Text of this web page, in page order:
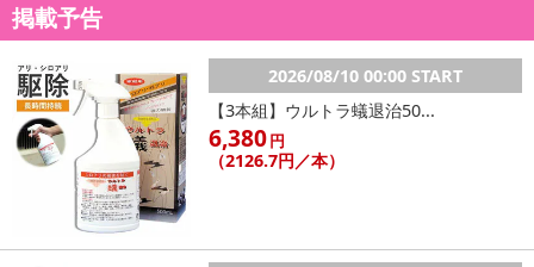
掲載予告
2026/08/10 00:00 START
【3本組】ウルトラ蟻退治50...
6,380円
（2126.7円／本）